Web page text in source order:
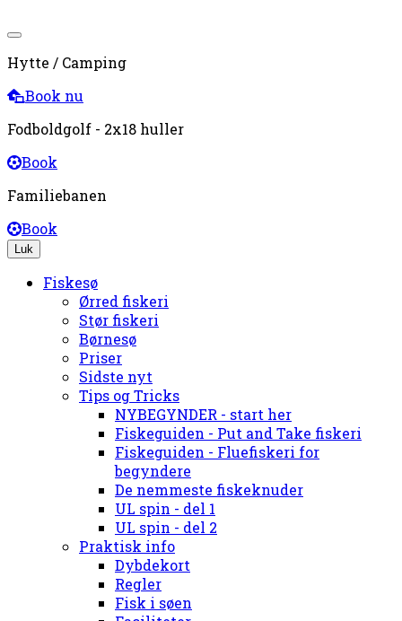
Hytte / Camping
Book nu
Fodboldgolf - 2x18 huller
Book
Familiebanen
Book
Luk
Fiskesø
Ørred fiskeri
Stør fiskeri
Børnesø
Priser
Sidste nyt
Tips og Tricks
NYBEGYNDER - start her
Fiskeguiden - Put and Take fiskeri
Fiskeguiden - Fluefiskeri for
begyndere
De nemmeste fiskeknuder
UL spin - del 1
UL spin - del 2
Praktisk info
Dybdekort
Regler
Fisk i søen